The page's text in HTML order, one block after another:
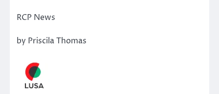
RCP News
by Priscila Thomas